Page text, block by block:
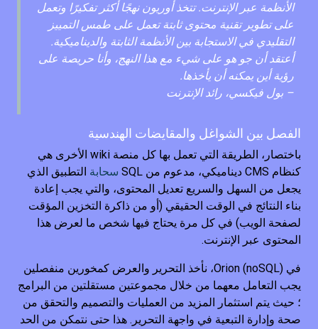
الأنظمة عبر الإنترنت. تتخذ أوريون نهجًا أكثر تفكيرًا وتعمل
على تطوير تقنية محتوى ثابتة تعمل على طمس التمييز
التقليدي في الاستجابة بين الأنظمة الثابتة والديناميكية.
أعتقد أن جو هو على شيء مع هذا النهج، وأنا حريصة على
رؤية أين يمكنه أن يأخذها.
– بول فيكسي، رائد الإنترنت
الفصل بين الشواغل والمقايضات الهندسية
باختصار، الطريقة التي تعمل بها كل منصة wiki الأخرى هي
كنظام CMS ديناميكي، مدعوم من SQL
سحابة التطبيق الذي
يجعل من السهل والسريع تعديل المحتوى، والتي يجب إعادة
بناء النتائج في الوقت الحقيقي (أو من ذاكرة التخزين المؤقت
لصفحة الويب) في كل مرة يحتاج فيها شخص ما لعرض هذا
المحتوى عبر الإنترنت.
في Orion (noSQL)، نأخذ التحرير والعرض كمخورين منفصلين
يجب التعامل معهما من خلال مجموعتين مستقلتين من البرامج
؛ حيث يتم استثمار المزيد من العمليات والتصميم والتحقق من
صحة وإدارة التبعية في واجهة التحرير. هذا حتى نتمكن من الحد